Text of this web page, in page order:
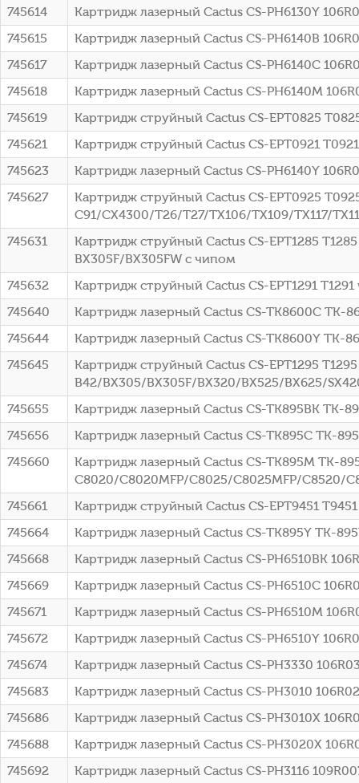
745614
Картридж лазерный Cactus CS-PH6130Y
745615
Картридж лазерный Cactus CS-PH6140B
745617
Картридж лазерный Cactus CS-PH6140C
745618
Картридж лазерный Cactus CS-PH6140M
745619
Картридж струйный Cactus CS-EPT0825
745621
Картридж струйный Cactus CS-EPT0921
745623
Картридж лазерный Cactus CS-PH6140Y
745627
Картридж струйный Cactus CS-EPT0925
C91/CX4300/T26/T27/TX106/TX109/TX117/
745631
Картридж струйный Cactus CS-EPT1285
BX305F/BX305FW с чипом
745632
Картридж струйный Cactus CS-EPT1291
745640
Картридж лазерный Cactus CS-TK8600C TK-
745644
Картридж лазерный Cactus CS-TK8600Y TK-
745645
Картридж струйный Cactus CS-EPT1295
B42/BX305/BX305F/BX320/BX525/BX625/
745655
Картридж лазерный Cactus CS-TK895BK TK-
745656
Картридж лазерный Cactus CS-TK895C TK-
745660
Картридж лазерный Cactus CS-TK895M TK-
C8020/C8020MFP/C8025/C8025MFP/C8520/
745661
Картридж струйный Cactus CS-EPT9451
745664
Картридж лазерный Cactus CS-TK895Y TK-
745668
Картридж лазерный Cactus CS-PH6510BK
745669
Картридж лазерный Cactus CS-PH6510C
745671
Картридж лазерный Cactus CS-PH6510M
745672
Картридж лазерный Cactus CS-PH6510Y
745674
Картридж лазерный Cactus CS-PH3330
745683
Картридж лазерный Cactus CS-PH3010
745686
Картридж лазерный Cactus CS-PH3010X
745688
Картридж лазерный Cactus CS-PH3020X
745692
Картридж лазерный Cactus CS-PH3116